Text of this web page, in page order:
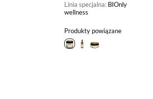
Linia specjalna: BIOnly
wellness
Produkty powiązane